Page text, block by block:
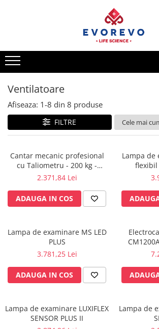
Medical
Nebulizatoare
Concentratoare oxigen
Dopplere
Pulsoximetrie
Senzori SpO2
Cabluri extensie
Capnometre
Negatoscoape
Perfuzomate
Injectomate
CPAP si AUTOCPAP
Instrumentar
Oxigenatoare
Statii gaze medicinale
Ventilatoare
Afiseaza: 1-8 din 8 produse
FILTRE
Cantar mecanic profesional
cu Taliometru - 200 kg -
ASTRA
2.371,84 Lei
ADAUGA IN COS
Lampa de
flexibil
Lampa de examinare MS LED
PLUS
3.781,25 Lei
ADAUGA IN COS
Lampa de examinare LUXIFLEX
SENSOR PLUS II
Lampa de